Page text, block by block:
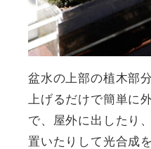
盆水の上部の植木部
上げるだけで簡単に
で、屋外に出したり
置いたりして光合成